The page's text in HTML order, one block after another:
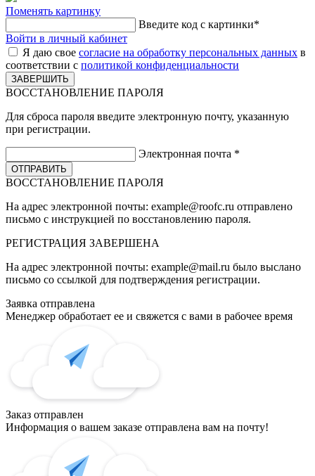
Поменять картинку
Введите код с картинки*
Войти в личный кабинет
Я даю свое согласие на обработку персональных данных в
соответствии с политикой конфиденциальности
ВОССТАНОВЛЕНИЕ ПАРОЛЯ
Для сброса пароля введите электронную почту, указанную
при регистрации.
Электронная почта *
ВОССТАНОВЛЕНИЕ ПАРОЛЯ
На адрес электронной почты: example@roofc.ru отправлено
письмо с инструкцией по восстановлению пароля.
РЕГИСТРАЦИЯ ЗАВЕРШЕНА
На адрес электронной почты: example@mail.ru было выслано
письмо со ссылкой для подтверждения регистрации.
Заявка отправлена
Менеджер обработает ее и свяжется с вами в рабочее время
Заказ отправлен
Информация о вашем заказе отправлена вам на почту!